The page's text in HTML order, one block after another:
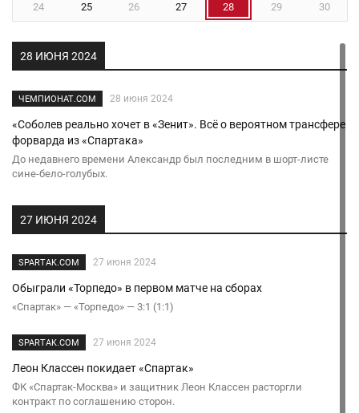
24 25 26 27 28 29 30
28 ИЮНЯ 2024
ЧЕМПИОНАТ.COM 28 июня 2024
«Соболев реально хочет в «Зенит». Всё о вероятном трансфере
форварда из «Спартака»
До недавнего времени Александр был последним в шорт-листе
сине-бело-голубых.
27 ИЮНЯ 2024
SPARTAK.COM 27 июня 2024
Обыграли «Торпедо» в первом матче на сборах
«Спартак» — «Торпедо» — 3:1 (1:1)
SPARTAK.COM 27 июня 2024
Леон Классен покидает «Спартак»
ФК «Спартак-Москва» и защитник Леон Классен расторгли
контракт по соглашению сторон.